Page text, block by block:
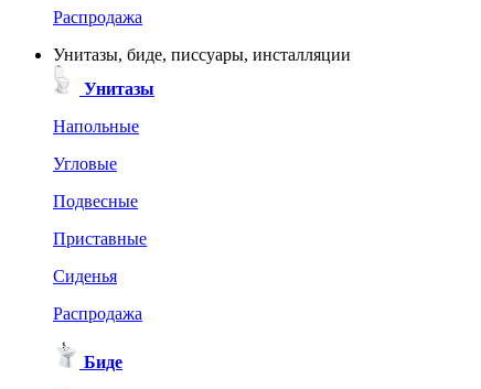
Распродажа
Унитазы, биде, писсуары, инсталляции
Унитазы
Напольные
Угловые
Подвесные
Приставные
Сиденья
Распродажа
Биде